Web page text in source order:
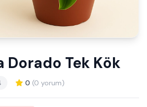
Dorado Tek Kök
0 (0 yorum)